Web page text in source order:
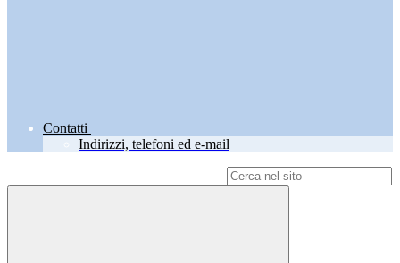
Contatti
Indirizzi, telefoni ed e-mail